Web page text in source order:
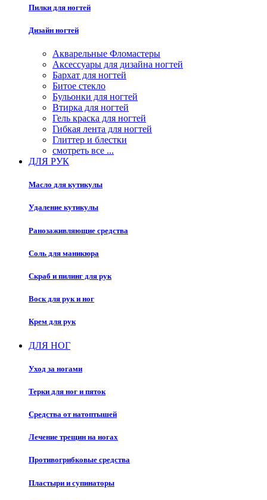
Пилки для ногтей
Дизайн ногтей
Акварельные Фломастеры
Аксессуары для дизайна ногтей
Бархат для ногтей
Битое стекло
Бульонки для ногтей
Втирка для ногтей
Гель краска для ногтей
Гибкая лента для ногтей
Глиттер и блестки
смотреть все ...
ДЛЯ РУК
Масло для кутикулы
Удаление кутикулы
Ранозаживляющие средства
Соль для маникюра
Скраб и пилинг для рук
Воск для рук и ног
Крем для рук
ДЛЯ НОГ
Уход за ногами
Терки для ног и пяток
Средства от натоптышей
Лечение трещин на ногах
Противогрибковые средства
Пластыри и супинаторы